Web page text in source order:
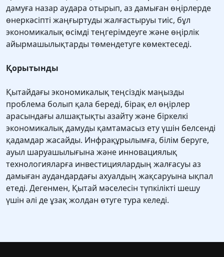
дамуға назар аудара отырып, аз дамыған өңірлерде
өнеркәсіпті жаңғыртуды жалғастыруы тиіс, бұл
экономикалық өсімді теңгерімдеуге және өңірлік
айырмашылықтарды төмендетуге көмектеседі.
Қорытынды
Қытайдағы экономикалық теңсіздік маңызды
проблема болып қала береді, бірақ ел өңірлер
арасындағы алшақтықты азайту және біркелкі
экономикалық дамуды қамтамасыз ету үшін белсенді
қадамдар жасайды. Инфрақұрылымға, білім беруге,
ауыл шаруашылығына және инновациялық
технологияларға инвестициялардың жалғасуы аз
дамыған аудандардағы ахуалдың жақсаруына ықпал
етеді. Дегенмен, Қытай мәселесін түпкілікті шешу
үшін әлі де ұзақ жолдан өтуге тура келеді.